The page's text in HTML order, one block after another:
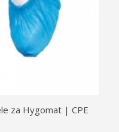
za Hygomat | CPE